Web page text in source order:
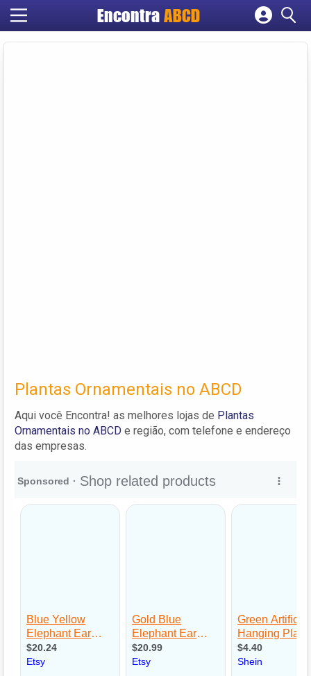
EncontraABCD
Cadastrar empresa
Plantas Ornamentais no ABCD
Aqui você Encontra! as melhores lojas de Plantas
Ornamentais no ABCD e região, com telefone e endereço
das empresas.